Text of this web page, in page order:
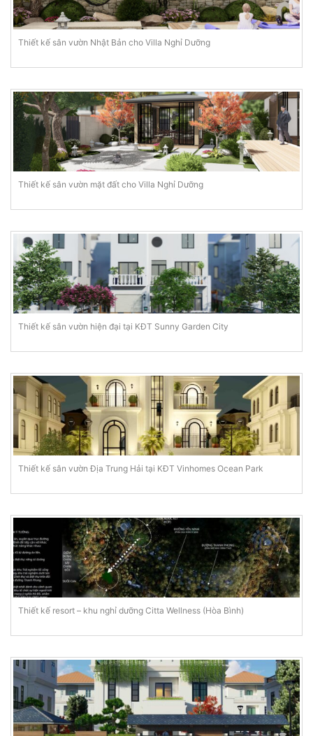
Thiết kế sân vườn Nhật Bản cho Villa Nghỉ Dưỡng
Thiết kế sân vườn mặt đất cho Villa Nghỉ Dưỡng
Thiết kế sân vườn hiện đại tại KĐT Sunny Garden City
Thiết kế sân vườn Địa Trung Hải tại KĐT Vinhomes Ocean Park
Thiết kế resort – khu nghỉ dưỡng Citta Wellness (Hòa Bình)